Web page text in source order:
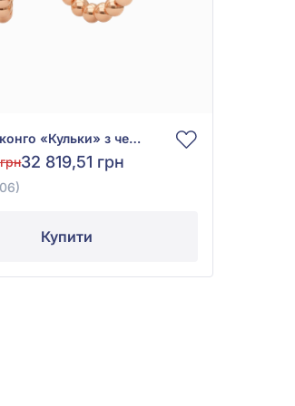
Сережки-конго «Кульки» з червоного золота 585°, без вставки, арт. 470806
32 819,51 грн
Купити